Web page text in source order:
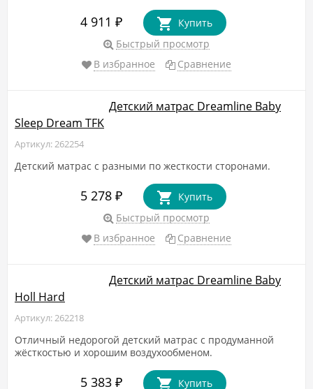
4 911 ₽
Купить
Быстрый просмотр
В избранное
Сравнение
Детский матрас Dreamline Baby
Sleep Dream TFK
Артикул: 262254
Детский матрас с разными по жесткости сторонами.
5 278 ₽
Купить
Быстрый просмотр
В избранное
Сравнение
Детский матрас Dreamline Baby
Holl Hard
Артикул: 262218
Отличный недорогой детский матрас с продуманной
жёсткостью и хорошим воздухообменом.
5 383 ₽ Купить